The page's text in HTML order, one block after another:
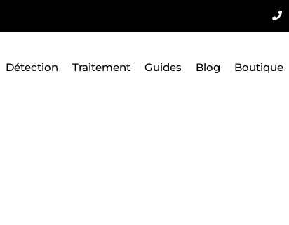
Détection Traitement Guides Blog Boutique